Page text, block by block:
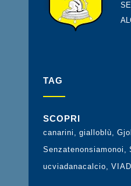
TAG
SCOPRI
canarini gialloblù
Senzatenonsiamonoi
ucviadanacalcio